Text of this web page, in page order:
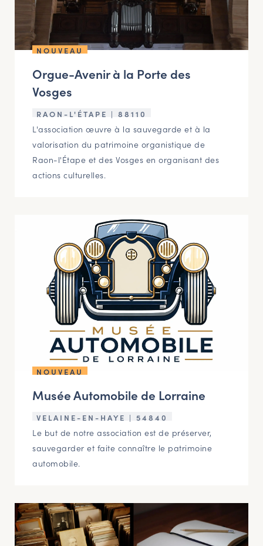
NAVIGATION FILTRÉE « ACTEURS »
Comité d'Histoire Régionale
Service Inventaire et Patrimoines de la Région Grand Est
VOUS ÊTES…
Amateurs d’histoire et de patrimoine
Responsables de structures
NOUVEAU
Orgue-Avenir à la Porte des
Vosges
RAON-L'ÉTAPE | 88110
L'association œuvre à la sauvegarde et à la
valorisation du patrimoine organistique de
Raon-l'Étape et des Vosges en organisant des
actions culturelles.
NOUVEAU
Musée Automobile de Lorraine
VELAINE-EN-HAYE | 54840
Le but de notre association est de préserver,
sauvegarder et faite connaître le patrimoine
automobile.